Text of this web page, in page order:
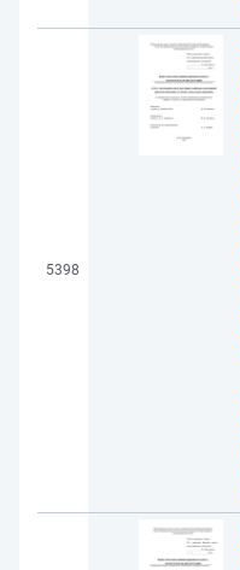
5398